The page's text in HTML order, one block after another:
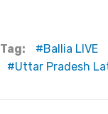
Tag: Ballia LIVE
Uttar Pradesh